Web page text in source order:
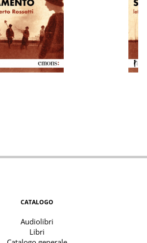
CATALOGO
Audiolibri
Libri